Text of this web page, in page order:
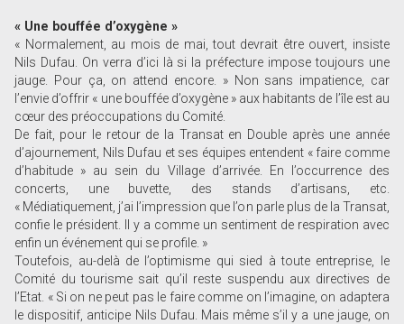
« Une bouffée d’oxygène »
« Normalement, au mois de mai, tout devrait être ouvert, insiste
Nils Dufau. On verra d’ici là si la préfecture impose toujours une
jauge. Pour ça, on attend encore. » Non sans impatience, car
l’envie d’offrir « une bouffée d’oxygène » aux habitants de l’île est au
cœur des préoccupations du Comité.
De fait, pour le retour de la Transat en Double après une année
d’ajournement, Nils Dufau et ses équipes entendent « faire comme
d’habitude » au sein du Village d’arrivée. En l’occurrence des
concerts, une buvette, des stands d’artisans, etc.
« Médiatiquement, j’ai l’impression que l’on parle plus de la Transat,
confie le président. Il y a comme un sentiment de respiration avec
enfin un événement qui se profile. »
Toutefois, au-delà de l’optimisme qui sied à toute entreprise, le
Comité du tourisme sait qu’il reste suspendu aux directives de
l’Etat. « Si on ne peut pas le faire comme on l’imagine, on adaptera
le dispositif, anticipe Nils Dufau. Mais même s’il y a une jauge, on